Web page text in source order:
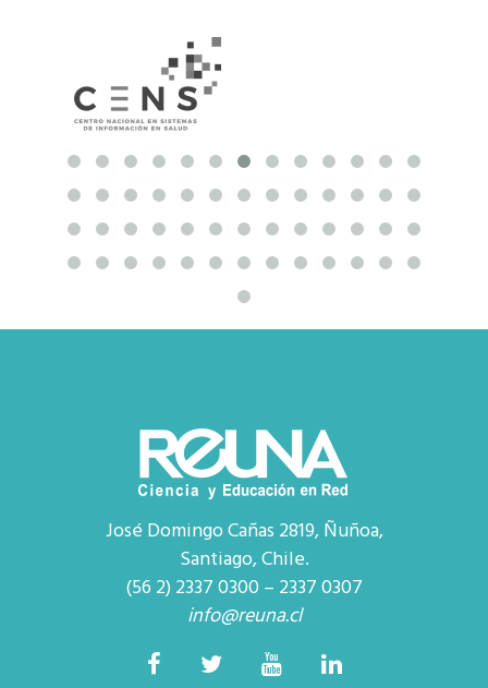
José Domingo Cañas 2819, Ñuñoa,
Santiago, Chile.
(56 2) 2337 0300 – 2337 0307
info@reuna.cl